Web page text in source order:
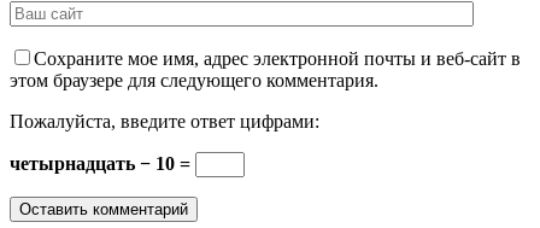
Сохраните мое имя, адрес электронной почты и веб-сайт в
этом браузере для следующего комментария.
Пожалуйста, введите ответ цифрами:
четырнадцать − 10 =